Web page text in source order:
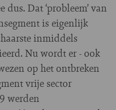
dus. Dat ‘probleem’ van
is eigenlijk
inmiddels
Nu wordt er - ook
op het ontbreken
vrije sector
werden